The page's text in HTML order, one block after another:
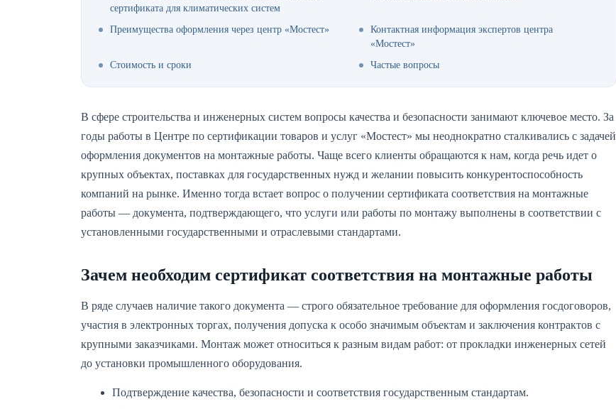
сертификата для климатических систем
Преимущества оформления через центр «Мостест»
Контактная информация экспертов центра
«Мостест»
Стоимость и сроки
Частые вопросы
В сфере строительства и инженерных систем вопросы качества и безопасности занимают ключевое место. За
годы работы в Центре по сертификации товаров и услуг «Мостест» мы неоднократно сталкивались с задачей
оформления документов на монтажные работы. Чаще всего клиенты обращаются к нам, когда речь идет о
крупных объектах, поставках для государственных нужд и желании повысить конкурентоспособность
компаний на рынке. Именно тогда встает вопрос о получении сертификата соответствия на монтажные
работы — документа, подтверждающего, что услуги или работы по монтажу выполнены в соответствии с
установленными государственными и отраслевыми стандартами.
Зачем необходим сертификат соответствия на монтажные работы
В ряде случаев наличие такого документа — строго обязательное требование для оформления госдоговоров,
участия в электронных торгах, получения допуска к особо значимым объектам и заключения контрактов с
крупными заказчиками. Монтаж может относиться к разным видам работ: от прокладки инженерных сетей
до установки промышленного оборудования.
Подтверждение качества, безопасности и соответствия государственным стандартам.